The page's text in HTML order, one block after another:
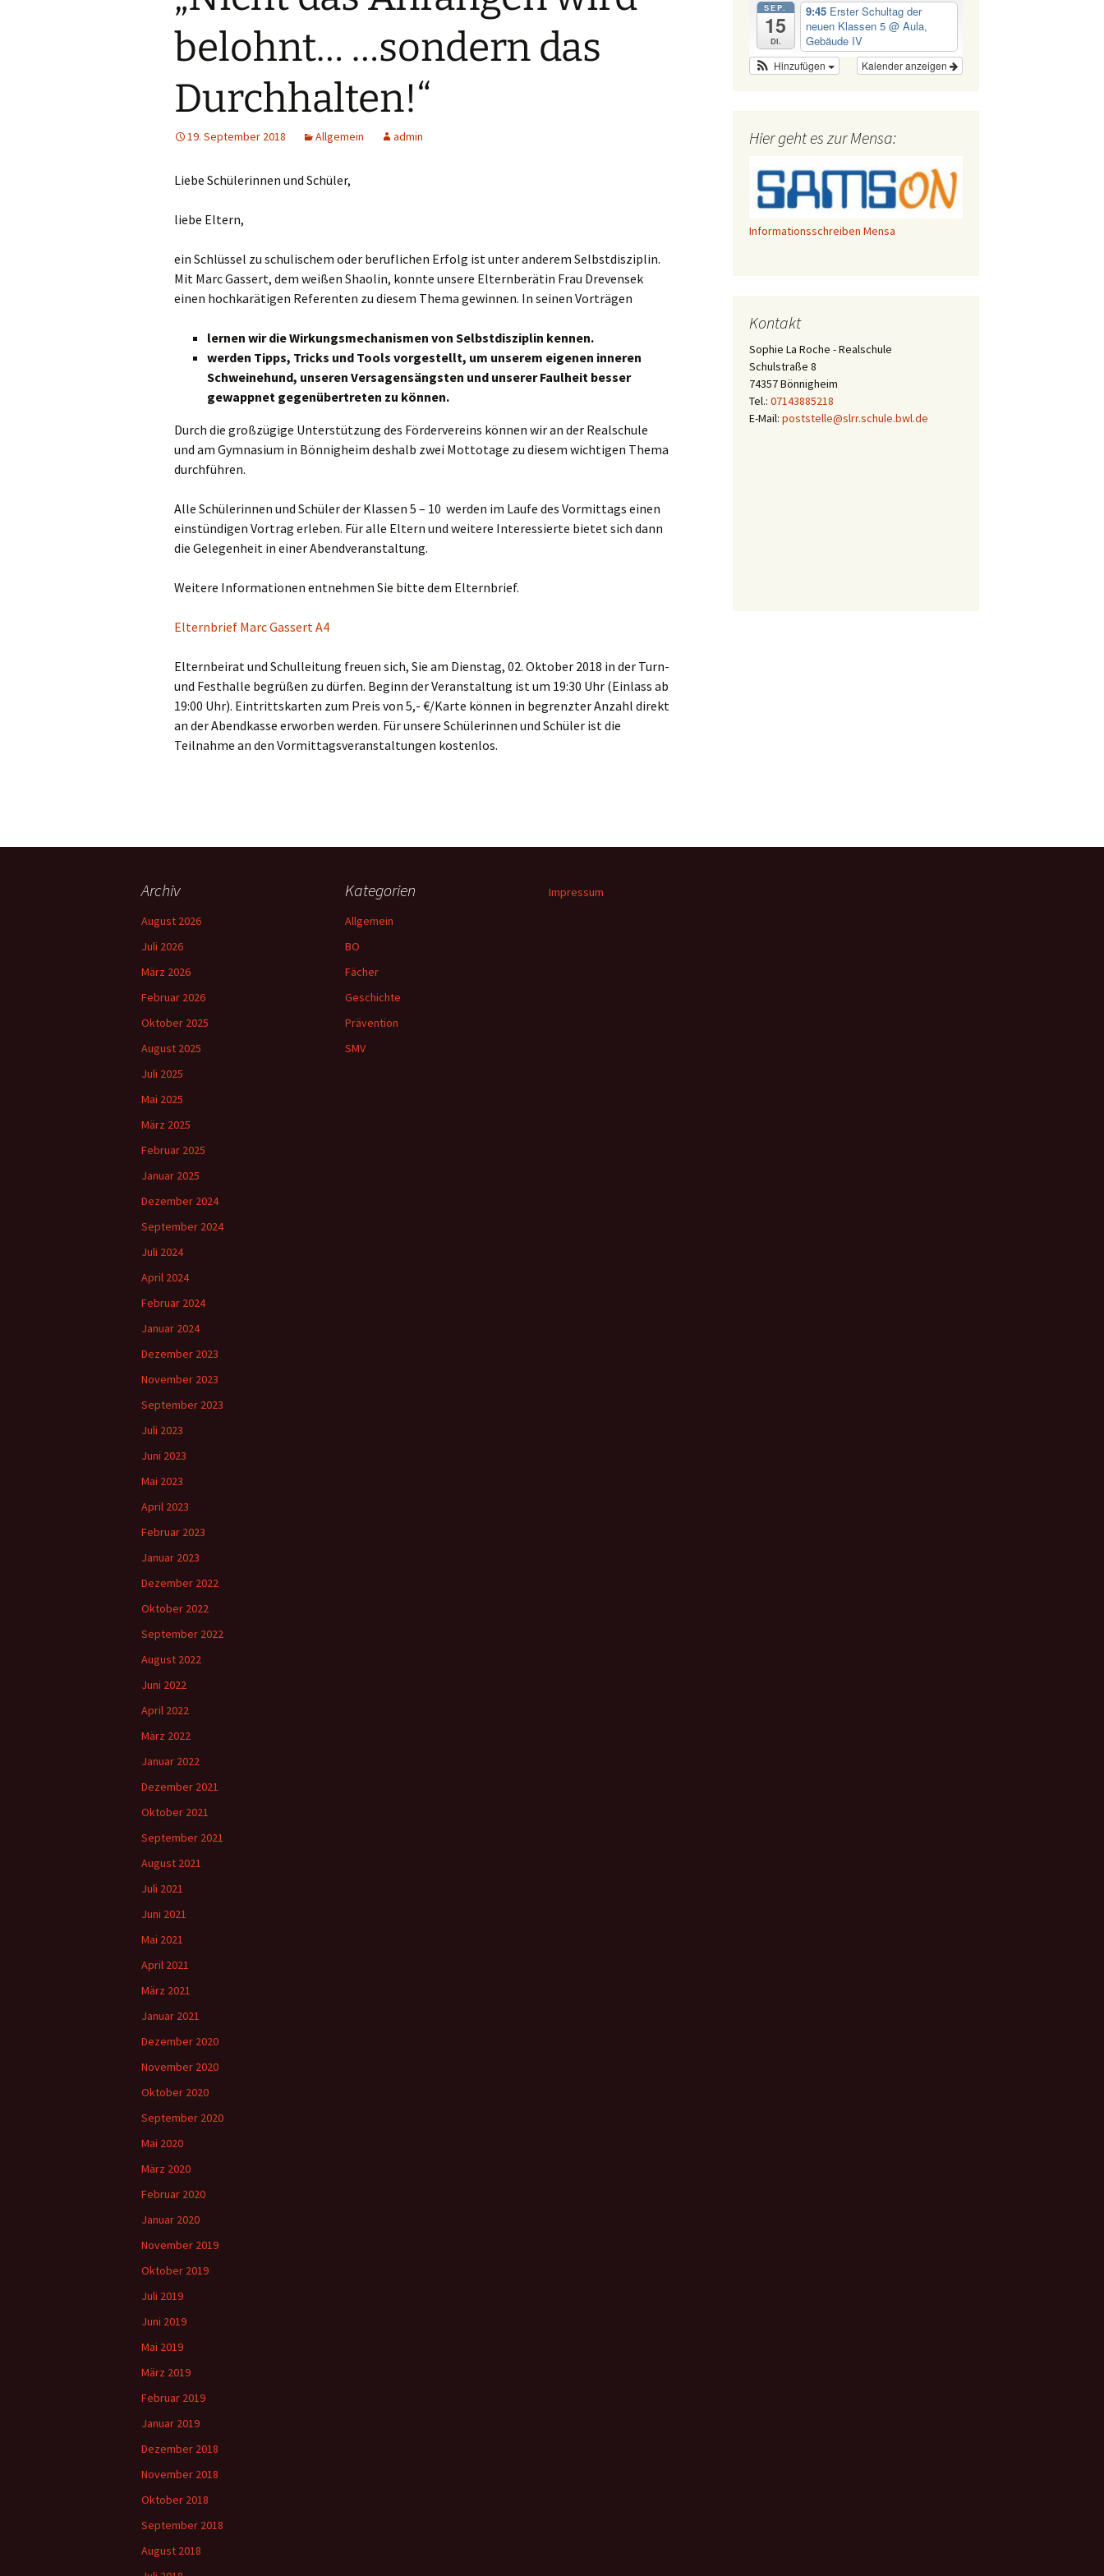
Ethik
Deutsch
Englisch
Englischlinks für Schüler
Lehrwerk und weitere
Materialien
Fachschaft Geographie
Chemie
Bildende Kunst
Wahlpflichtfächer
Tanz AG
Sprechstunden
Unterrichtszeiten
Schulsanitäter
Berufsberatung an der
belohnt… …sondern das
Durchhalten!“
19. September 2018 Allgemein admin
Liebe Schülerinnen und Schüler,
liebe Eltern,
ein Schlüssel zu schulischem oder beruflichen Erfolg ist unter anderem Selbstdisziplin.
Mit Marc Gassert, dem weißen Shaolin, konnte unsere Elternberätin Frau Drevensek
einen hochkarätigen Referenten zu diesem Thema gewinnen. In seinen Vorträgen
lernen wir die Wirkungsmechanismen von Selbstdisziplin kennen.
werden Tipps, Tricks und Tools vorgestellt, um unserem eigenen inneren
Schweinehund, unseren Versagensängsten und unserer Faulheit besser
gewappnet gegenübertreten zu können.
Durch die großzügige Unterstützung des Fördervereins können wir an der Realschule
und am Gymnasium in Bönnigheim deshalb zwei Mottotage zu diesem wichtigen Thema
durchführen.
Alle Schülerinnen und Schüler der Klassen 5 – 10 werden im Laufe des Vormittags einen
einstündigen Vortrag erleben. Für alle Eltern und weitere Interessierte bietet sich dann
die Gelegenheit in einer Abendveranstaltung.
Weitere Informationen entnehmen Sie bitte dem Elternbrief.
Elternbrief Marc Gassert A4
Elternbeirat und Schulleitung freuen sich, Sie am Dienstag, 02. Oktober 2018 in der Turn-
und Festhalle begrüßen zu dürfen. Beginn der Veranstaltung ist um 19:30 Uhr (Einlass ab
19:00 Uhr). Eintrittskarten zum Preis von 5,- €/Karte können in begrenzter Anzahl direkt
an der Abendkasse erworben werden. Für unsere Schülerinnen und Schüler ist die
Teilnahme an den Vormittagsveranstaltungen kostenlos.
SEP.
15
Di.
9:45 Erster Schultag der
neuen Klassen 5 @ Aula,
Gebäude IV
Kalender anzeigen
Hinzufügen
Hier geht es zur Mensa:
Informationsschreiben Mensa
Kontakt
Sophie La Roche - Realschule
Schulstraße 8
74357 Bönnigheim
Tel.: 07143885218
E-Mail: poststelle@slrr.schule.bwl.de
Archiv
August 2026
Juli 2026
März 2026
Februar 2026
Oktober 2025
August 2025
Juli 2025
Mai 2025
März 2025
Februar 2025
Januar 2025
Dezember 2024
September 2024
Juli 2024
April 2024
Februar 2024
Januar 2024
Dezember 2023
November 2023
September 2023
Juli 2023
Juni 2023
Mai 2023
April 2023
Februar 2023
Januar 2023
Dezember 2022
Oktober 2022
September 2022
August 2022
Juni 2022
April 2022
März 2022
Januar 2022
Dezember 2021
Oktober 2021
September 2021
August 2021
Juli 2021
Juni 2021
Mai 2021
April 2021
März 2021
Januar 2021
Dezember 2020
November 2020
Oktober 2020
September 2020
Mai 2020
März 2020
Februar 2020
Januar 2020
November 2019
Oktober 2019
Juli 2019
Juni 2019
Mai 2019
März 2019
Februar 2019
Januar 2019
Dezember 2018
November 2018
Oktober 2018
September 2018
August 2018
Kategorien
Allgemein
BO
Fächer
Geschichte
Prävention
SMV
Impressum